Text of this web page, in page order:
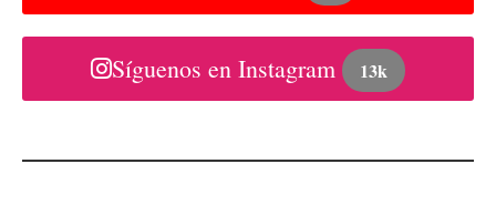
Síguenos en Instagram 13k